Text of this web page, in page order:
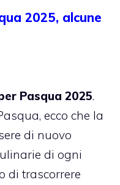
2025, alcune
Pasqua 2025.
ecco che la
di nuovo
di ogni
di trascorrere